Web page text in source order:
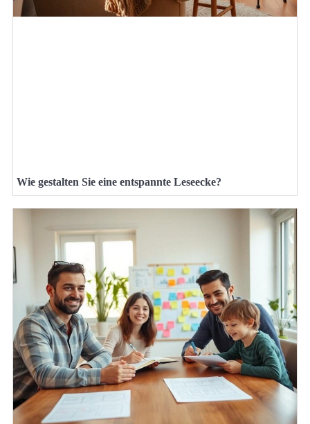
Wie gestalten Sie eine entspannte Leseecke?